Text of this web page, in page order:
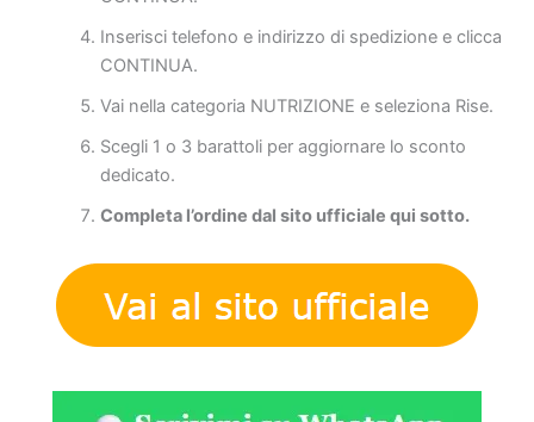
Inserisci telefono e indirizzo di spedizione e clicca
CONTINUA.
Vai nella categoria NUTRIZIONE e seleziona Rise.
Scegli 1 o 3 barattoli per aggiornare lo sconto
dedicato.
Completa l’ordine dal sito ufficiale qui sotto.